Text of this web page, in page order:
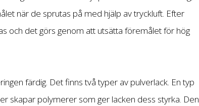
när de sprutas på med hjälp av tryckluft. Efter
och det görs genom att utsätta föremålet för hög
färdig. Det finns två typer av pulverlack. En typ
skapar polymerer som ger lacken dess styrka. Den